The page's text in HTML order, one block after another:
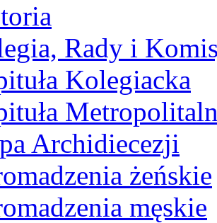
Rady i
Kolegiacka
Archidiecezji
żeńskie
męskie